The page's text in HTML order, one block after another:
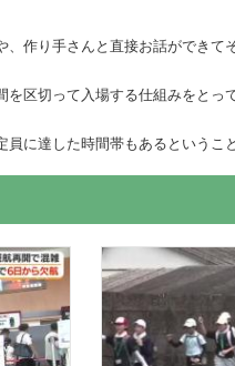
、作り手さんと直接お話ができて
を区切って入場する仕組みをとっ
に達した時間帯もあるということ